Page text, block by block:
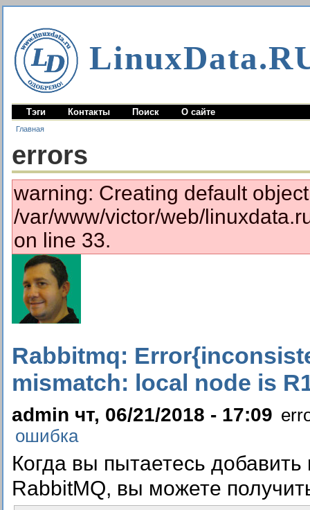
Тэги Контакты Поиск О сайте
Главная
errors
warning: Creating default
/var/www/victor/web/
on line 33.
Rabbitmq:
mismatch: local node is
admin чт, 06/21/2018 - 17:09
ошибка
Когда вы пытаетесь
RabbitMQ, вы можете